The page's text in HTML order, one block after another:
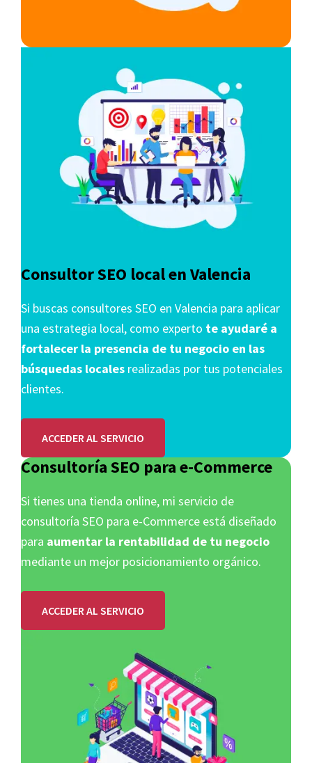
Consultor SEO local en Valencia
Si buscas consultores SEO en Valencia para aplicar
una estrategia local, como experto te ayudaré a
fortalecer la presencia de tu negocio en las
búsquedas locales realizadas por tus potenciales
clientes.
ACCEDER AL SERVICIO
Consultoría SEO para e-Commerce
Si tienes una tienda online, mi servicio de
consultoría SEO para e-Commerce está diseñado
para aumentar la rentabilidad de tu negocio
mediante un mejor posicionamiento orgánico.
ACCEDER AL SERVICIO